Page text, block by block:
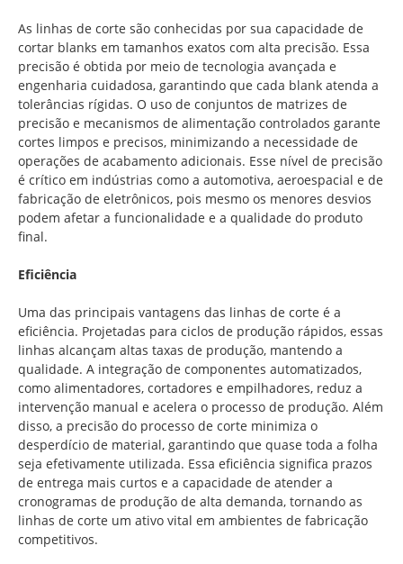
As linhas de corte são conhecidas por sua capacidade de
cortar blanks em tamanhos exatos com alta precisão. Essa
precisão é obtida por meio de tecnologia avançada e
engenharia cuidadosa, garantindo que cada blank atenda a
tolerâncias rígidas. O uso de conjuntos de matrizes de
precisão e mecanismos de alimentação controlados garante
cortes limpos e precisos, minimizando a necessidade de
operações de acabamento adicionais. Esse nível de precisão
é crítico em indústrias como a automotiva, aeroespacial e de
fabricação de eletrônicos, pois mesmo os menores desvios
podem afetar a funcionalidade e a qualidade do produto
final.
Eficiência
Uma das principais vantagens das linhas de corte é a
eficiência. Projetadas para ciclos de produção rápidos, essas
linhas alcançam altas taxas de produção, mantendo a
qualidade. A integração de componentes automatizados,
como alimentadores, cortadores e empilhadores, reduz a
intervenção manual e acelera o processo de produção. Além
disso, a precisão do processo de corte minimiza o
desperdício de material, garantindo que quase toda a folha
seja efetivamente utilizada. Essa eficiência significa prazos
de entrega mais curtos e a capacidade de atender a
cronogramas de produção de alta demanda, tornando as
linhas de corte um ativo vital em ambientes de fabricação
competitivos.